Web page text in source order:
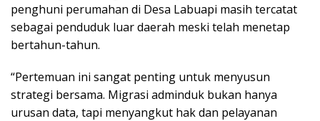
penghuni perumahan di Desa Labuapi masih tercatat
sebagai penduduk luar daerah meski telah menetap
bertahun-tahun.
“Pertemuan ini sangat penting untuk menyusun
strategi bersama. Migrasi adminduk bukan hanya
urusan data, tapi menyangkut hak dan pelayanan